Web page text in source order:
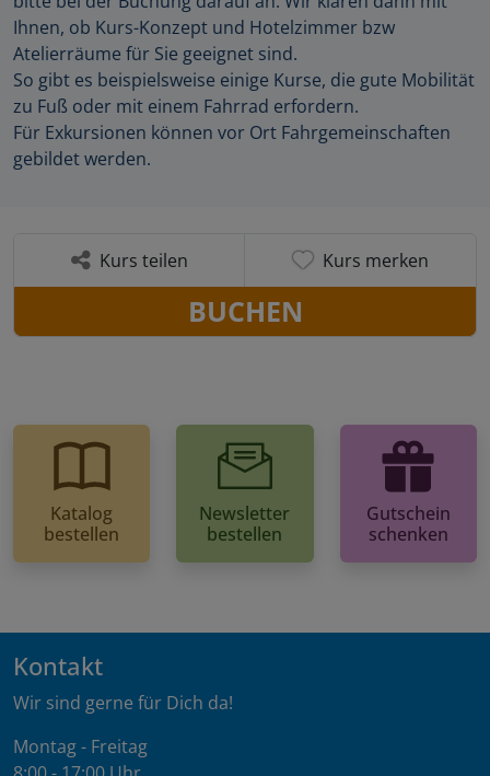
Ihnen, ob Kurs-Konzept und Hotelzimmer bzw
Atelierräume für Sie geeignet sind.
So gibt es beispielsweise einige Kurse, die gute Mobilität
zu Fuß oder mit einem Fahrrad erfordern.
Für Exkursionen können vor Ort Fahrgemeinschaften
gebildet werden.
Kurs teilen Kurs merken
BUCHEN
Katalog
bestellen
Newsletter
bestellen
Gutschein
schenken
Kontakt
Wir sind gerne für Dich da!
Montag - Freitag